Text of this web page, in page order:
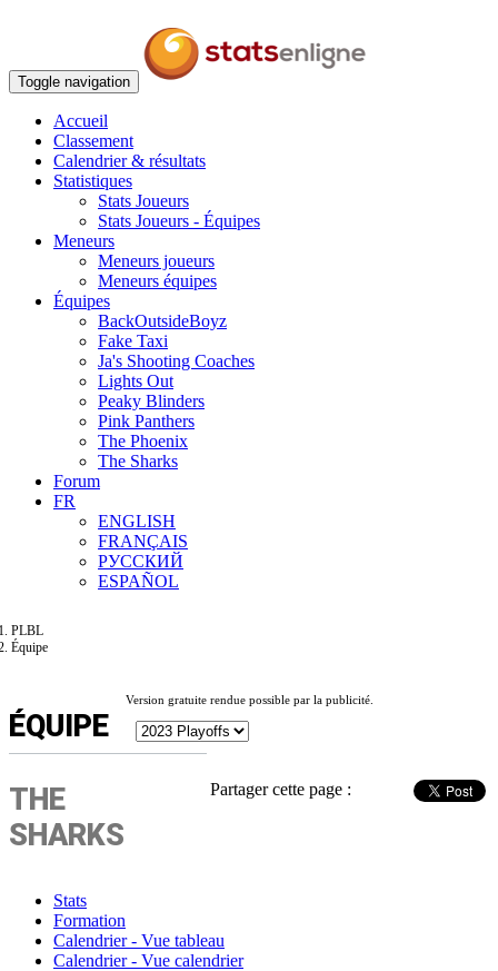
Toggle navigation
Accueil
Classement
Calendrier & résultats
Statistiques
Stats Joueurs
Stats Joueurs - Équipes
Meneurs
Meneurs joueurs
Meneurs équipes
Équipes
BackOutsideBoyz
Fake Taxi
Ja's Shooting Coaches
Lights Out
Peaky Blinders
Pink Panthers
The Phoenix
The Sharks
Forum
FR
ENGLISH
FRANÇAIS
РУССКИЙ
ESPAÑOL
PLBL
Équipe
Version gratuite rendue possible par la publicité.
ÉQUIPE
Partager cette page :
THE
SHARKS
Stats
Formation
Calendrier - Vue tableau
Calendrier - Vue calendrier